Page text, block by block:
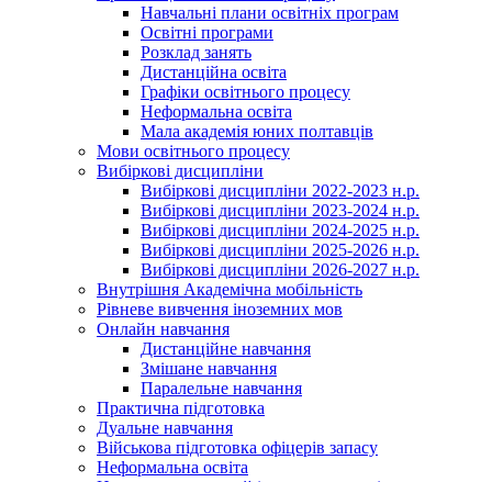
Навчальні плани освітніх програм
Освітні програми
Розклад занять
Дистанційна освіта
Графіки освітнього процесу
Неформальна освіта
Мала академія юних полтавців
Мови освітнього процесу
Вибіркові дисципліни
Вибіркові дисципліни 2022-2023 н.р.
Вибіркові дисципліни 2023-2024 н.р.
Вибіркові дисципліни 2024-2025 н.р.
Вибіркові дисципліни 2025-2026 н.р.
Вибіркові дисципліни 2026-2027 н.р.
Внутрішня Академічна мобільність
Рівневе вивчення іноземних мов
Онлайн навчання
Дистанційне навчання
Змішане навчання
Паралельне навчання
Практична підготовка
Дуальне навчання
Військова підготовка офіцерів запасу
Неформальна освіта